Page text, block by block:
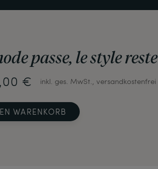
passe, le style reste
€ inkl. ges. MwSt., versandkostenfrei
WARENKORB